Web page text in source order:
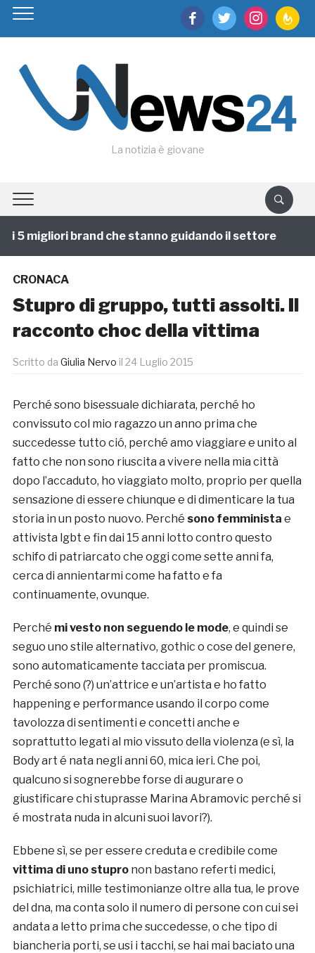
facebooktwitter instagram
La notizia è giovane
migliori brand che stanno guidando il settore
CRONACA
Stupro di gruppo, tutti assolti. Il
racconto choc della vittima
Scritto da Giulia Nervo il 24 Luglio 2015
Perché sono bisessuale dichiarata, perché ho
convissuto col mio ragazzo un anno prima che
succedesse tutto ció, perché amo viaggiare e unito al
fatto che non sono riuscita a vivere nella mia città
dopo l’accaduto, ho viaggiato molto, proprio per quella
sensazione di essere chiunque e di dimenticare la tua
storia in un posto nuovo. Perché sono femminista e
attivista lgbt e fin dai 15 anni lotto contro questo
schifo di patriarcato che oggi come sette anni fa,
cerca di annientarmi come ha fatto e fa
continuamente, ovunque.
Perché mi vesto non seguendo le mode, e quindi se
seguo uno stile alternativo, gothic o cose del genere,
sono automaticamente tacciata per promiscua.
Perché sono (?) un’attrice e un’artista e ho fatto
happening e performance usando il corpo come
tavolozza di sentimenti e concetti anche e
soprattutto legati al mio vissuto della violenza (e sì, la
Body art é nata negli anni 60, mica ieri. Che poi,
qualcuno si sognerebbe forse di augurare o
giustificare chi stuprasse Marina Abramovic perché si
é mostrata nuda in alcuni suoi lavori?).
Ebbene sì, se per essere creduta e credibile come
vittima di uno stupronon bastano referti medici,
psichiatrici, mille testimonianze oltre alla tua, le prove
del dna, ma conta solo il numero di persone con cui sei
andata a letto prima che succedesse, o che tipo di
biancheria porti, se usi i tacchi, se hai mai baciato una